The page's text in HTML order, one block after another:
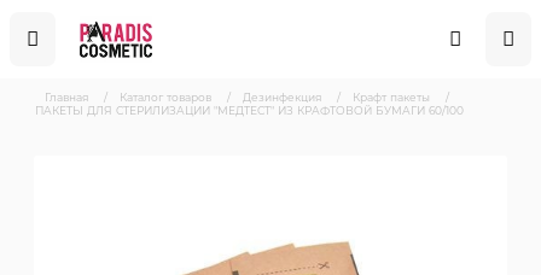
Главная / Каталог товаров / Дезинфекция / Крафт пакеты
/
ПАКЕТЫ ДЛЯ СТЕРИЛИЗАЦИИ "МЕДТЕСТ" ИЗ КРАФТОВОЙ БУМАГИ 60/100